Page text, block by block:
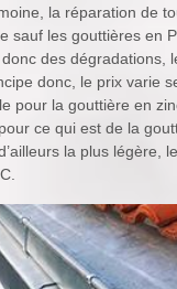
la réparation de
sauf les gouttières en
des dégradations,
donc, le prix varie
pour la gouttière en
ce qui est de la
la plus légère,